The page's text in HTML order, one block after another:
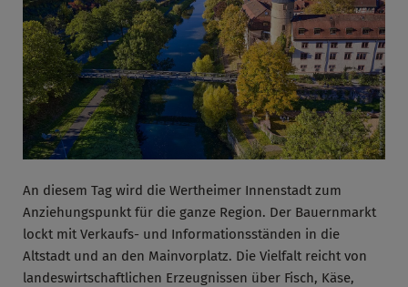
An diesem Tag wird die Wertheimer Innenstadt zum
Anziehungspunkt für die ganze Region. Der Bauernmarkt
lockt mit Verkaufs- und Informationsständen in die
Altstadt und an den Mainvorplatz. Die Vielfalt reicht von
landeswirtschaftlichen Erzeugnissen über Fisch, Käse,